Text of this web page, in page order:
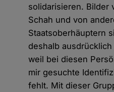
solidarisieren. Bilder
Schah und von
Staatsoberhäuptern
deshalb
weil bei diesen
mir gesuchte
fehlt. Mit dieser